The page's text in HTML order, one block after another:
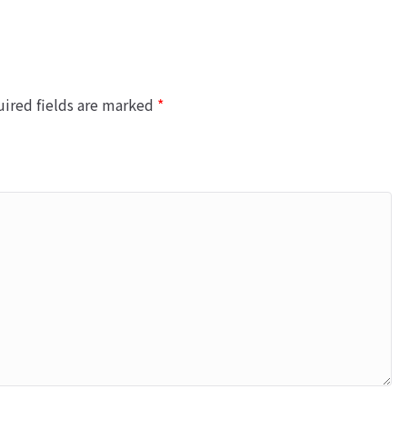
fields are marked *